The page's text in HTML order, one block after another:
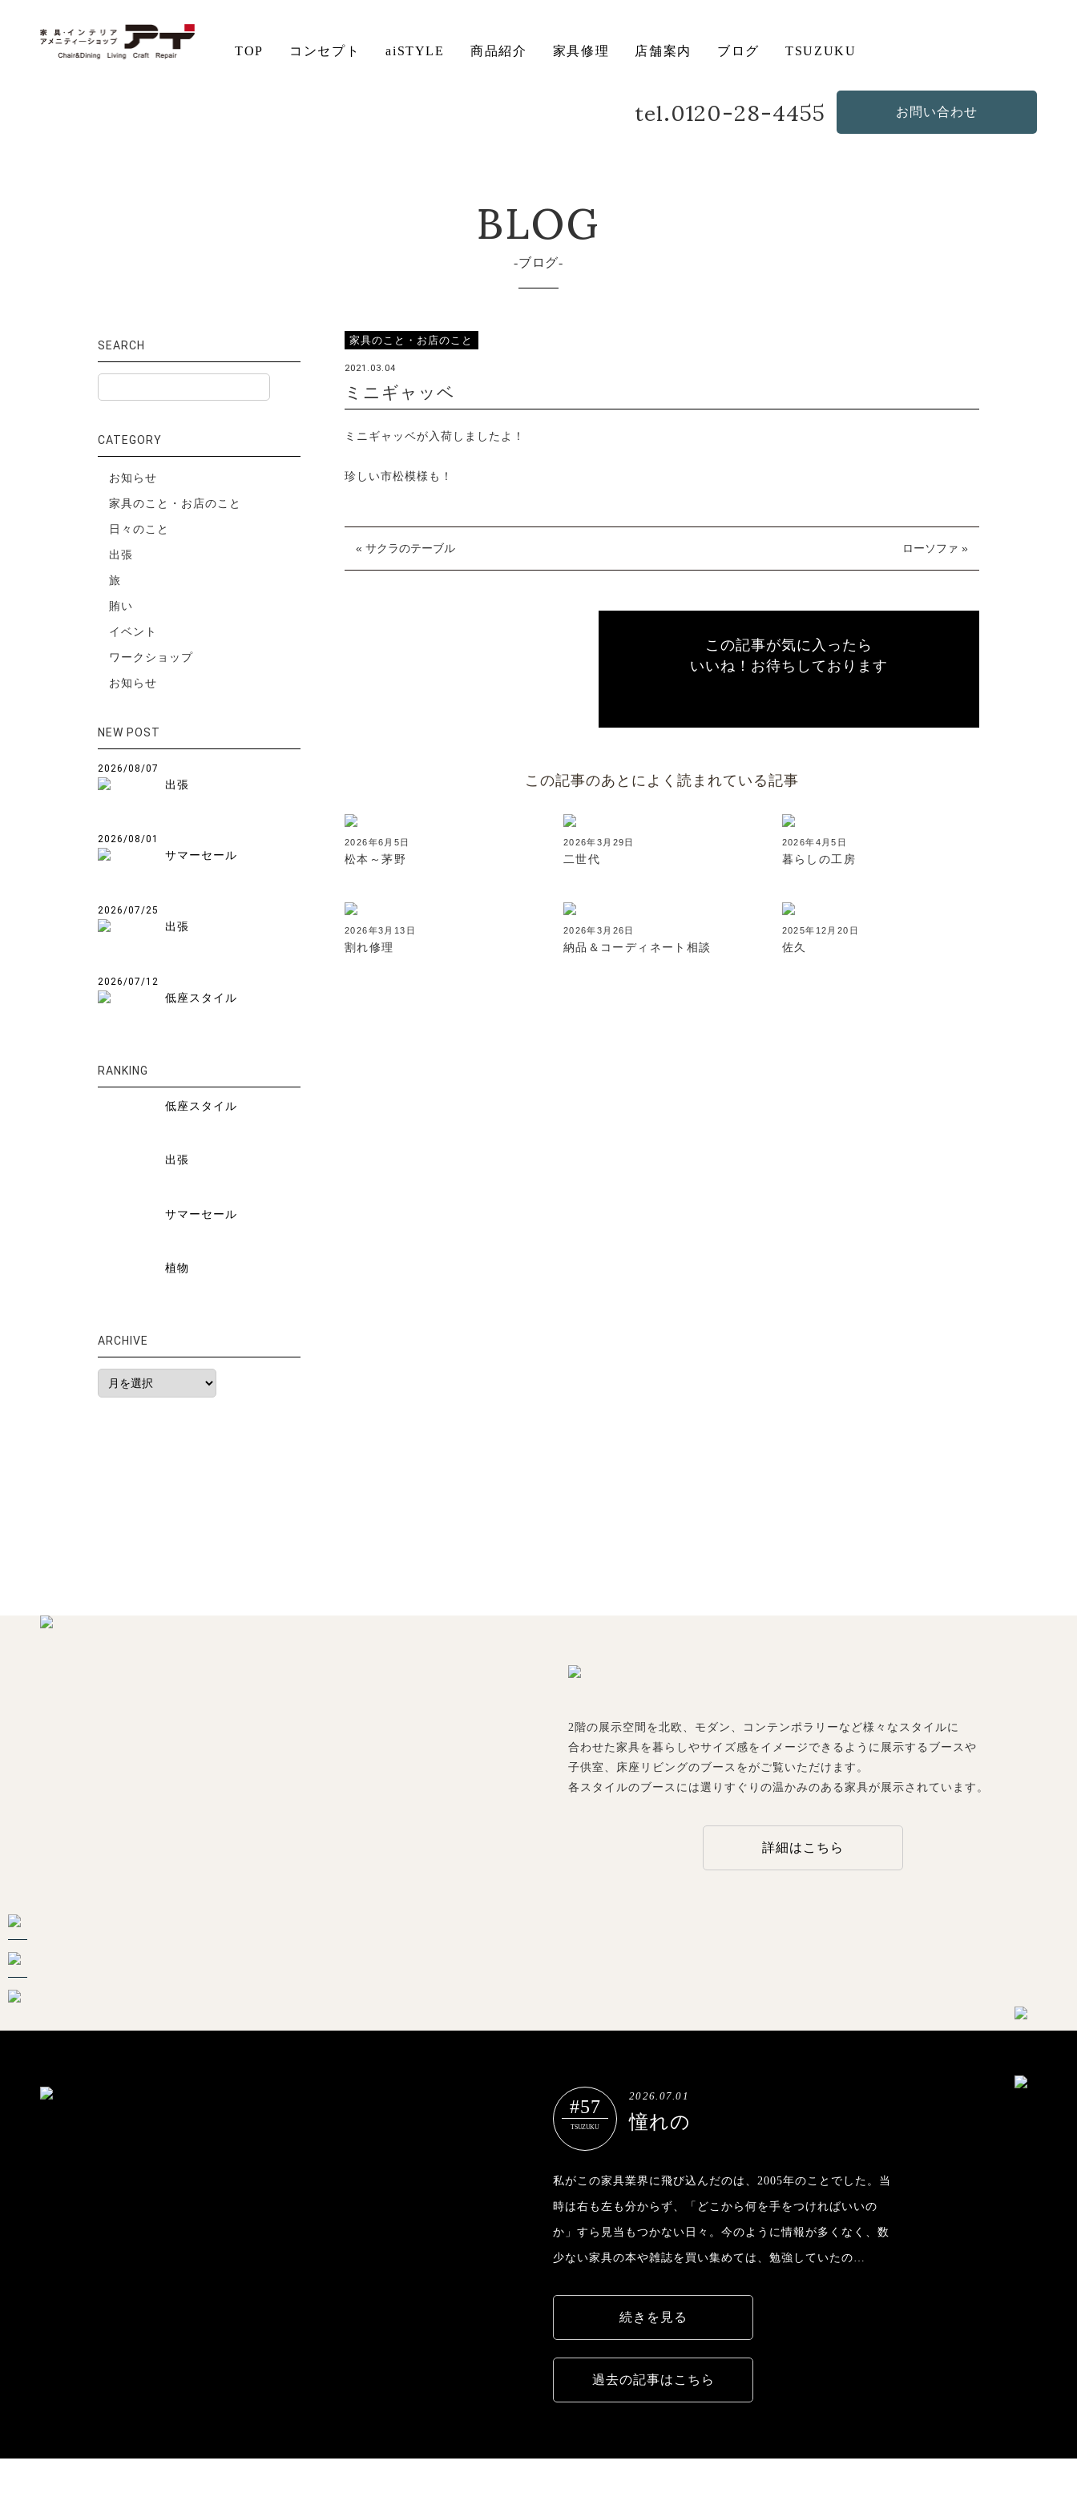
TOP コンセプト aiSTYLE 商品紹介 家具修理 店舗案内 ブログ TSUZUKU
tel.0120-28-4455 お問い合わせ
BLOG
ブログ
家具のこと・お店のこと
2021.03.04
ミニギャッベ
ミニギャッベが入荷しましたよ！
珍しい市松模様も！
« サクラのテーブル ローソファ »
この記事が気に入ったら
いいね！お待ちしております
この記事のあとによく読まれている記事
2026年6月5日
松本～茅野
2026年3月29日
二世代
2026年4月5日
暮らしの工房
2026年3月13日
割れ修理
2026年3月26日
納品＆コーディネート相談
2025年12月20日
佐久
SEARCH
CATEGORY
お知らせ
家具のこと・お店のこと
日々のこと
出張
旅
賄い
イベント
ワークショップ
お知らせ
NEW POST
2026/08/07
出張
2026/08/01
サマーセール
2026/07/25
出張
2026/07/12
低座スタイル
RANKING
低座スタイル
出張
サマーセール
植物
ARCHIVE
2階の展示空間を北欧、モダン、コンテンポラリーなど様々なスタイルに
合わせた家具を暮らしやサイズ感をイメージできるように展示するブースや
子供室、床座リビングのブースをがご覧いただけます。
各スタイルのブースには選りすぐりの温かみのある家具が展示されています。
詳細はこちら
#57
TSUZUKU
2026.07.01
憧れの
私がこの家具業界に飛び込んだのは、2005年のことでした。当
時は右も左も分からず、「どこから何を手をつければいいの
か」すら見当もつかない日々。今のように情報が多くなく、数
少ない家具の本や雑誌を買い集めては、勉強していたの…
続きを見る
過去の記事はこちら